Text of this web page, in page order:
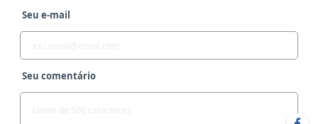
Seu e-mail
Seu comentário